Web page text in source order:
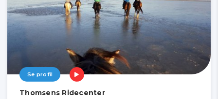
Se profil
Thomsens Ridecenter